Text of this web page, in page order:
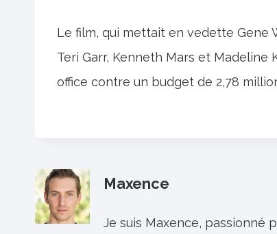
Le film, qui mettait en vedette Gene
Teri Garr, Kenneth Mars et
office contre un budget de 2,78
Maxence
Je suis Maxence, passionné